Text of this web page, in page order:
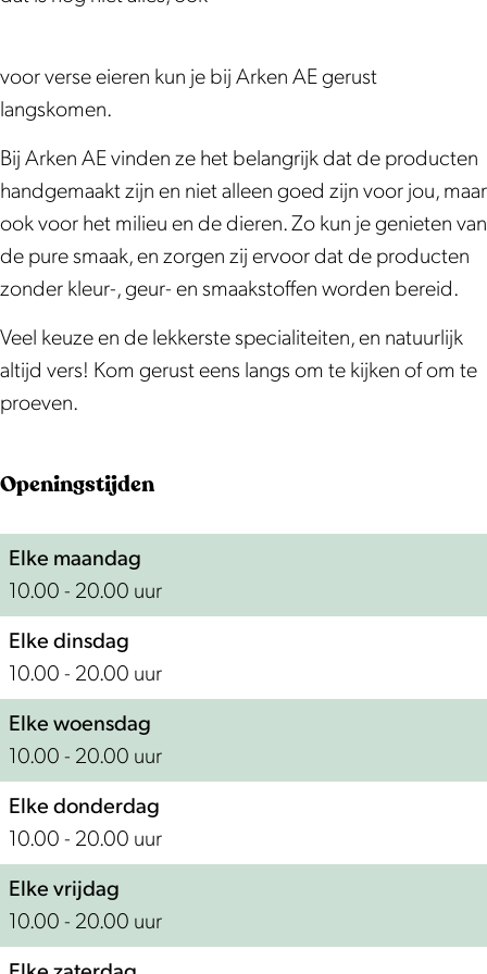
i
k
A
r
k
e
n
A
E
j
i
e
A
r
k
e
n
w
k
e
l
A
r
k
e
i
k
e
A
r
k
e
n
A
E
r
j
n
k
e
l
A
r
k
E
o
e
d
e
r
i
j
w
i
n
l
r
k
e
n
E
B
o
r
d
e
r
i
j
w
e
A
r
k
e
n
A
E
voor verse eieren kun je bij Arken AE gerust
langskomen.
Bij Arken AE vinden ze het belangrijk dat de producten
handgemaakt zijn en niet alleen goed zijn voor jou, maar
ook voor het milieu en de dieren. Zo kun je genieten van
de pure smaak, en zorgen zij ervoor dat de producten
zonder kleur-, geur- en smaakstoffen worden bereid.
Veel keuze en de lekkerste specialiteiten, en natuurlijk
altijd vers! Kom gerust eens langs om te kijken of om te
proeven.
Openingstijden
Elke maandag
10.00 - 20.00 uur
Elke dinsdag
10.00 - 20.00 uur
Elke woensdag
10.00 - 20.00 uur
Elke donderdag
10.00 - 20.00 uur
Elke vrijdag
10.00 - 20.00 uur